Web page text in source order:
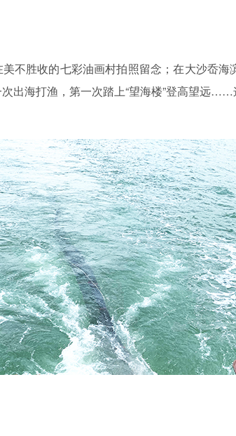
不胜收的七彩油画村拍照留念；在大沙岙
出海打渔，第一次踏上“望海楼”登高望远